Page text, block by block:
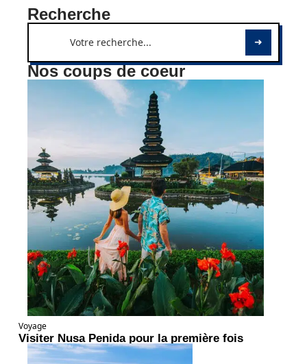
Recherche
Nos coups de coeur
Voyage
Visiter Nusa Penida pour la première fois